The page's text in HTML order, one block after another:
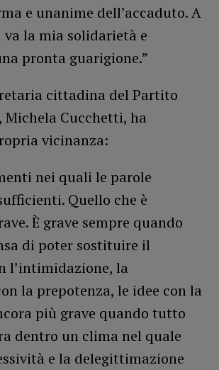
e unanime dell’accaduto. A
va la mia solidarietà e
pronta guarigione.”
cittadina del Partito
Michela Cucchetti, ha
vicinanza:
nei quali le parole
Quello che è
È grave sempre quando
di poter sostituire il
l’intimidazione, la
la prepotenza, le idee con la
più grave quando tutto
dentro un clima nel quale
e la delegittimazione